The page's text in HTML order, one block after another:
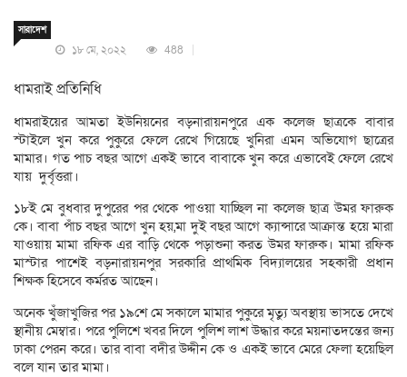
সারাদেশ
১৮ মে, ২০২২ 488
ধামরাই প্রতিনিধি
ধামরাইয়ের আমতা ইউনিয়নের বড়নারায়নপুরে এক কলেজ ছাত্রকে বাবার
স্টাইলে খুন করে পুকুরে ফেলে রেখে গিয়েছে খুনিরা এমন অভিযোগ ছাত্রের
মামার। গত পাচ বছর আগে একই ভাবে বাবাকে খুন করে এভাবেই ফেলে রেখে
যায় দুর্বৃত্তরা।
১৮ই মে বুধবার দুপুরের পর থেকে পাওয়া যাচ্ছিল না কলেজ ছাত্র উমর ফারুক
কে। বাবা পাঁচ বছর আগে খুন হয়,মা দুই বছর আগে ক্যান্সারে আক্রান্ত হয়ে মারা
যাওয়ায় মামা রফিক এর বাড়ি থেকে পড়াশুনা করত উমর ফারুক। মামা রফিক
মাস্টার পাশেই বড়নারায়নপুর সরকারি প্রাথমিক বিদ্যালয়ের সহকারী প্রধান
শিক্ষক হিসেবে কর্মরত আছেন।
অনেক খুঁজাখুজির পর ১৯শে মে সকালে মামার পুকুরে মৃত্যু অবস্থায় ভাসতে দেখে
স্থানীয় মেম্বার। পরে পুলিশে খবর দিলে পুলিশ লাশ উদ্ধার করে ময়নাতদন্তের জন্য
ঢাকা পেরন করে। তার বাবা বদীর উদ্দীন কে ও একই ভাবে মেরে ফেলা হয়েছিল
বলে যান তার মামা।